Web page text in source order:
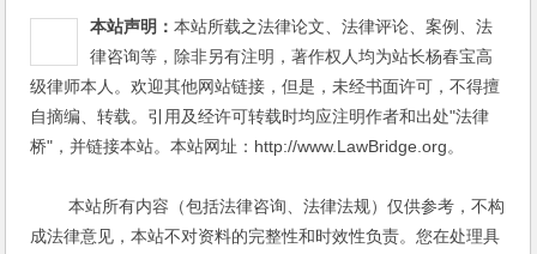
本站声明：本站所载之法律论文、法律评论、案例、法
律咨询等，除非另有注明，著作权人均为站长杨春宝高
级律师本人。欢迎其他网站链接，但是，未经书面许可，不得擅
自摘编、转载。引用及经许可转载时均应注明作者和出处"法律
桥"，并链接本站。本站网址：http://www.LawBridge.org。
本站所有内容（包括法律咨询、法律法规）仅供参考，不构
成法律意见，本站不对资料的完整性和时效性负责。您在处理具